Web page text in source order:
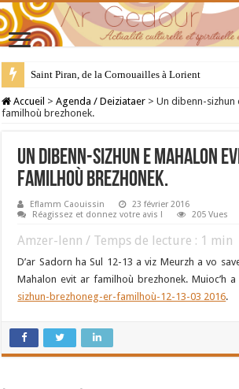
Saint Piran, de la Cornouailles à Lorient
28 juillet : Saint Samson de Dol, père de la
Accueil > Agenda / Deiziataer > Un dibenn-sizhun
familhoù brezhonek.
Un dibenn-sizhun e Mahalon
familhoù brezhonek.
Eflamm Caouissin
23 février 2016
Réagissez et donnez votre avis !
205 Vues
Amzer-lenn / Temps de lecture : 1 min
D’ar Sadorn ha Sul 12-13 a viz Meurzh a vo
Mahalon evit ar familhoù brezhonek. Muioc’h
sizhun-brezhoneg-er-familhoù-12-13-03 2016.